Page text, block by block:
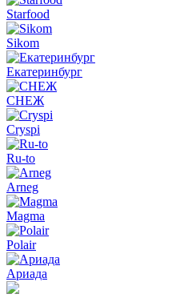
Starfood
Sikom
Екатеринбург
СНЕЖ
Cryspi
Ru-to
Arneg
Magma
Polair
Ариада